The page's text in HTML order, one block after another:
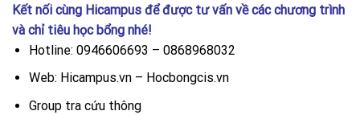
Kết nối cùng Hicampus để được tư vấn về các chương trình
và chỉ tiêu học bổng nhé!
Hotline: 0946606693 – 0868968032
Web: Hicampus.vn – Hocbongcis.vn
Group tra cứu thông